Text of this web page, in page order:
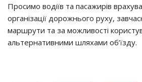
Просимо водіїв та пасажирів
організації дорожнього руху,
маршрути та за можливості
альтернативними шляхами об’їзду.